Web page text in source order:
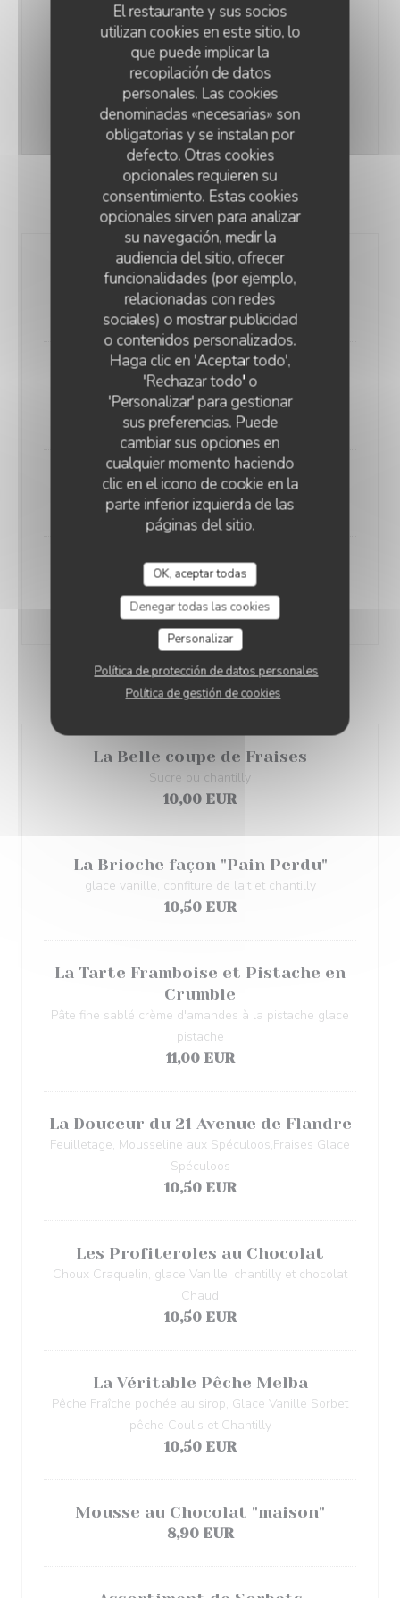
El restaurante y sus socios
utilizan cookies en este sitio, lo
que puede implicar la
recopilación de datos
personales. Las cookies
denominadas «necesarias» son
obligatorias y se instalan por
defecto. Otras cookies
opcionales requieren su
consentimiento. Estas cookies
opcionales sirven para analizar
su navegación, medir la
audiencia del sitio, ofrecer
funcionalidades (por ejemplo,
relacionadas con redes
sociales) o mostrar publicidad
o contenidos personalizados.
Haga clic en 'Aceptar todo',
'Rechazar todo' o
'Personalizar' para gestionar
sus preferencias. Puede
cambiar sus opciones en
cualquier momento haciendo
clic en el icono de cookie en la
parte inferior izquierda de las
páginas del sitio.
OK, aceptar todas
Denegar todas las cookies
Personalizar
Política de protección de datos personales
Política de gestión de cookies
25,90 EUR
La Noix de Saint Jacques
Sauce Champagne Girolles purée a l'huile d'olive
31,50 EUR
LES SPECIALITES
Le Welsh Royal, Œuf au plat et
Jambon, frites
22,00 EUR
Le Potjevlesh "maison", frites et
salade
22,90 EUR
Filet américain, frites et salade
18,90 EUR
Le Carpaccio de boeuf Charolais
Pesto Genovaise et Grana Padano
20,50 EUR
LES DESSERTS
La Belle coupe de Fraises
Sucre ou chantilly
10,00 EUR
La Brioche façon "Pain Perdu"
glace vanille, confiture de lait et chantilly
10,50 EUR
La Tarte Framboise et Pistache en
Crumble
Pâte fine sablé crème d'amandes à la pistache glace
pistache
11,00 EUR
La Douceur du 21 Avenue de Flandre
Feuilletage, Mousseline aux Spéculoos,Fraises Glace
Spéculoos
10,50 EUR
Les Profiteroles au Chocolat
Choux Craquelin, glace Vanille, chantilly et chocolat
Chaud
10,50 EUR
La Véritable Pêche Melba
Pêche Fraîche pochée au sirop, Glace Vanille Sorbet
pêche Coulis et Chantilly
10,50 EUR
Mousse au Chocolat "maison"
8,90 EUR
O'CHAROLAIS